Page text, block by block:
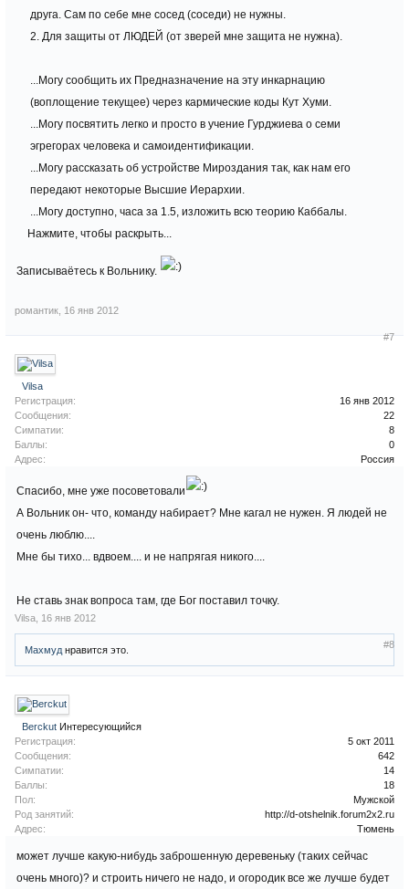
друга. Сам по себе мне сосед (соседи) не нужны.
2. Для защиты от ЛЮДЕЙ (от зверей мне защита не нужна).
...Могу сообщить их Предназначение на эту инкарнацию
(воплощение текущее) через кармические коды Кут Хуми.
...Могу посвятить легко и просто в учение Гурджиева о семи
эгрегорах человека и самоидентификации.
...Могу рассказать об устройстве Мироздания так, как нам его
передают некоторые Высшие Иерархии.
...Могу доступно, часа за 1.5, изложить всю теорию Каббалы.
Нажмите, чтобы раскрыть...
Записываётесь к Вольнику.
романтик 16 янв 2012
#7
Vilsa
Регистрация:
16 янв 2012
Сообщения:
22
Симпатии:
8
Баллы:
0
Адрес:
Россия
Спасибо, мне уже посоветовали
А Вольник он- что, команду набирает? Мне кагал не нужен. Я людей не
очень люблю....
Мне бы тихо... вдвоем.... и не напрягая никого....
Не ставь знак вопроса там, где Бог поставил точку.
Vilsa 16 янв 2012
#8
Махмуд нравится это.
Berckut Интересующийся
Регистрация:
5 окт 2011
Сообщения:
642
Симпатии:
14
Баллы:
18
Пол:
Мужской
Род занятий:
http://d-otshelnik.forum2x2.ru
Адрес:
Тюмень
может лучше какую-нибудь заброшенную деревеньку (таких сейчас
очень много)? и строить ничего не надо, и огородик все же лучше будет